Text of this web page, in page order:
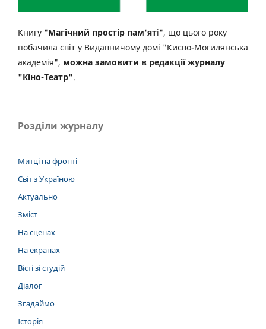
Книгу "Магічний простір пам'яті", що цього року
побачила світ у Видавничому домі "Києво-Могилянська
академія", можна замовити в редакції журналу
"Кіно-Театр".
Розділи журналу
Митці на фронті
Світ з Україною
Актуально
Зміст
На сценах
На екранах
Вісті зі студій
Діалог
Згадаймо
Історія